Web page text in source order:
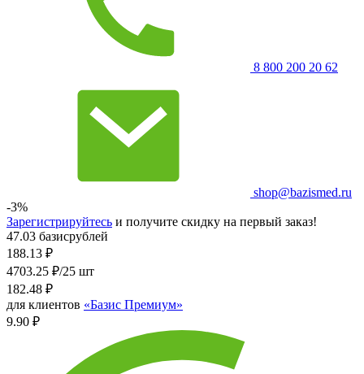
8 800 200 20 62
shop@bazismed.ru
-3%
Зарегистрируйтесь и получите скидку на первый заказ!
47.03 базисрублей
188.13 ₽
4703.25 ₽/25 шт
182.48 ₽
для клиентов «Базис Премиум»
9.90 ₽